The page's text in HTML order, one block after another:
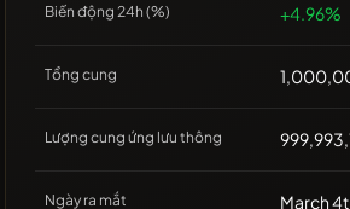
Biến động 24h (%) +4.96%
Tổng cung
Lượng cung ứng lưu thông
Ngày ra mắt March